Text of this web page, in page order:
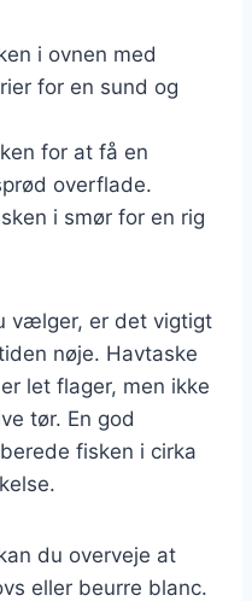
i ovnen med
for en sund og
for at få en
overflade.
i smør for en rig
vælger, er det vigtigt
nøje. Havtaske
let flager, men ikke
tør. En god
fisken i cirka
du overveje at
eller beurre blanc.